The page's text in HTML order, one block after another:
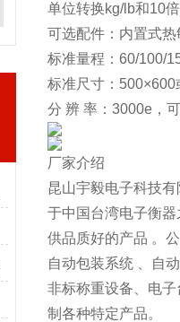
单位转换kg/lb和10
可选配件：内置式
标准量程：60/100/
标准尺寸：
分 辨 率：3000e，
厂家介绍
昆山宇毅电子科技
于中国台湾电子衡
供品质好的产品 。
自动包装系统 、自
非标称重设备、电
制各种特定产品。